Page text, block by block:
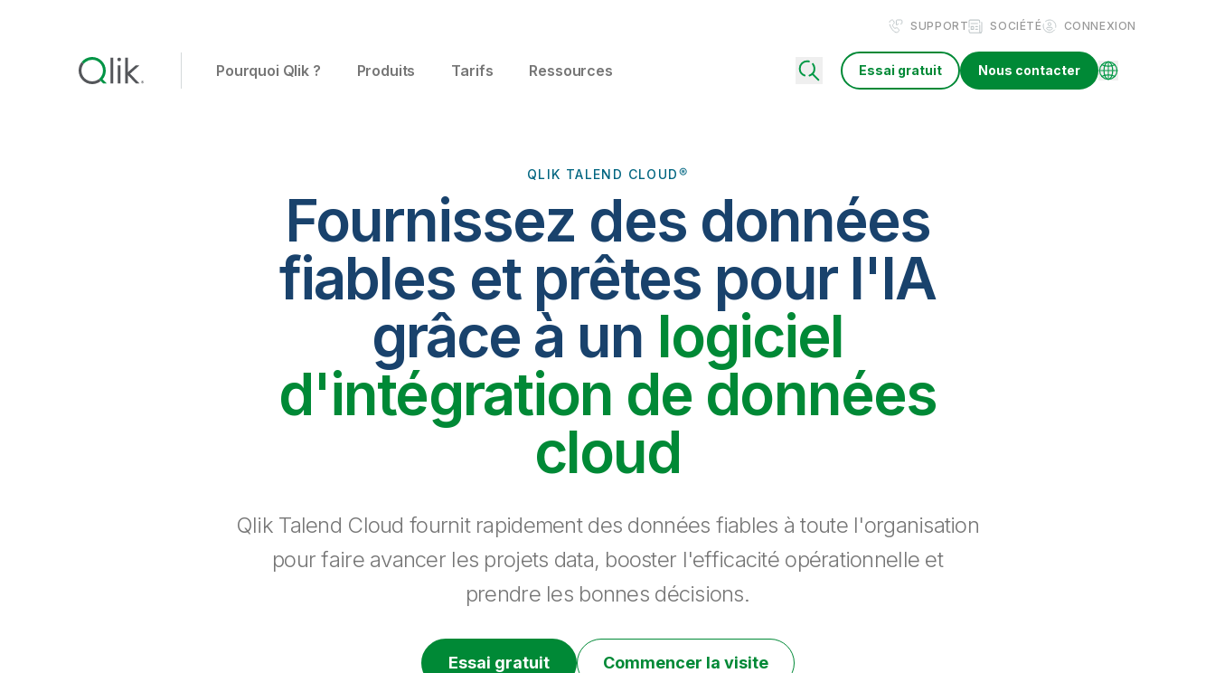
SUPPORT SOCIÉTÉ CONNEXION
Pourquoi Qlik ? Produits Tarifs Ressources Essai gratuit Nous contacter
QLIK TALEND CLOUD®
Fournissez des données
fiables et prêtes pour l'IA
grâce à un logiciel
d'intégration de données
cloud
Qlik Talend Cloud fournit rapidement des données fiables à toute l'organisation
pour faire avancer les projets data, booster l'efficacité opérationnelle et
prendre les bonnes décisions.
Essai gratuit Commencer la visite